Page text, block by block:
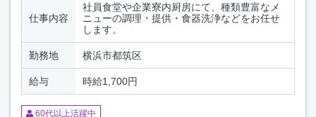
仕事内容
社員食堂や企業寮内厨房にて、種類豊富なメ
ニューの調理・提供・食器洗浄などをお任せ
します。
勤務地 横浜市都筑区
給与 時給1,700円
60代以上活躍中